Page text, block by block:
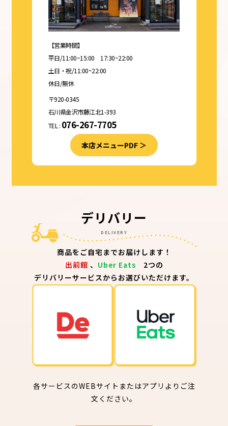
【営業時間】
平日/11:00~15:00 17:30~22:00
土日・祝/11:00~22:00
休日/無休
〒920-0345
石川県金沢市藤江北1-393
TEL : 076-267-7705
本店メニューPDF ＞
デリバリー
DELIVERY
商品をご自宅までお届けします！
出前館 、 Uber Eats 2つの
デリバリーサービスからお選びいただけます。
各サービスのWEBサイトまたはアプリよりご注
文ください。